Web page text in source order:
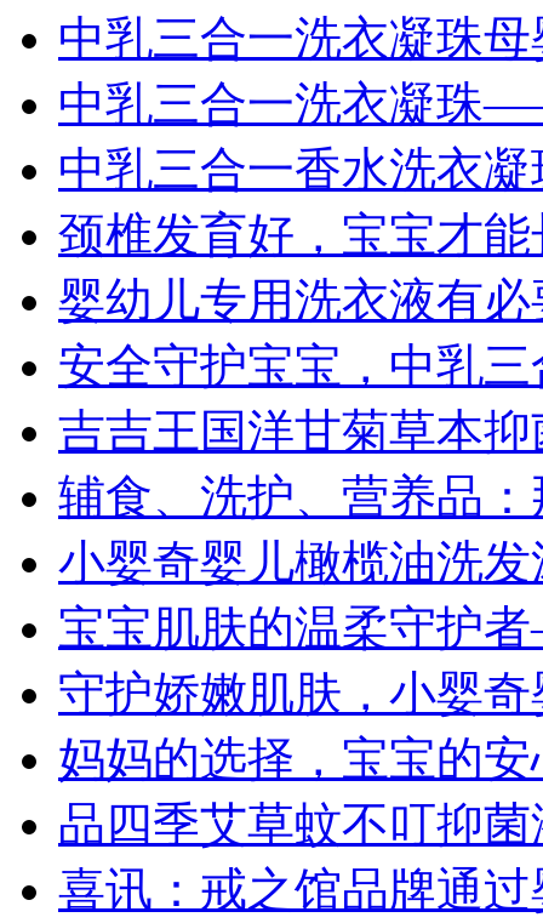
中乳三合一洗衣凝珠
中乳三合一洗衣凝珠
中乳三合一香水洗衣
颈椎发育好，宝宝才
婴幼儿专用洗衣液有
安全守护宝宝，中乳
吉吉王国洋甘菊草本
辅食、洗护、营养品
小婴奇婴儿橄榄油洗
宝宝肌肤的温柔守护
守护娇嫩肌肤，小婴
妈妈的选择，宝宝的
品四季艾草蚊不叮抑
喜讯：戒之馆品牌通